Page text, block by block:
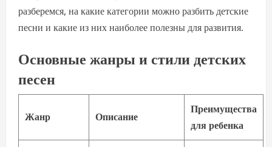
разберемся, на какие категории можно разбить детские
песни и какие из них наиболее полезны для развития.
Основные жанры и стили детских
песен
Жанр Описание
Преимущества
для ребенка